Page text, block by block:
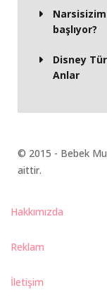
başlıyor?
Disney
Anlar
© 2015 - Bebek
aittir.
Hakkımızda
Reklam
İletişim